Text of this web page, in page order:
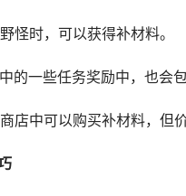
怪时，可以获得补材料。
的一些任务奖励中，也会包
店中可以购买补材料，但价